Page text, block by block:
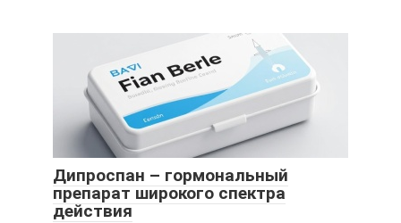
Дипроспан – гормональный
препарат широкого спектра
действия